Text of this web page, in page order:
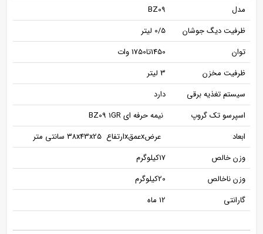
مدل
BZ09
ظرفیت دیگ جوشان
0/5 لیتر
توان
1450تا1750 وات
ظرفیت مخزن
3 لیتر
سیستم تغذیه برقی
دارد
اسپرسو تک گروپ
نیمه حرفه ای BZ09 1GR
ابعاد
عرضxعمقxارتفاع ۳۸x43x25 سانتی متر
وزن خالص
17کیلوگرم
وزن ناخالص
20کیلوگرم
گارانتی
12 ماه